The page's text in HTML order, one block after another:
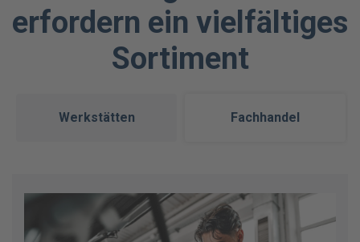
erfordern ein vielfältiges
Sortiment
Werkstätten Fachhandel